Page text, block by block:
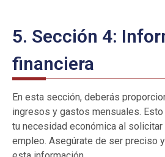
5. Sección 4:
financiera
En esta sección, deberás
ingresos y gastos mensuales.
tu necesidad económica al
empleo. Asegúrate de ser preciso